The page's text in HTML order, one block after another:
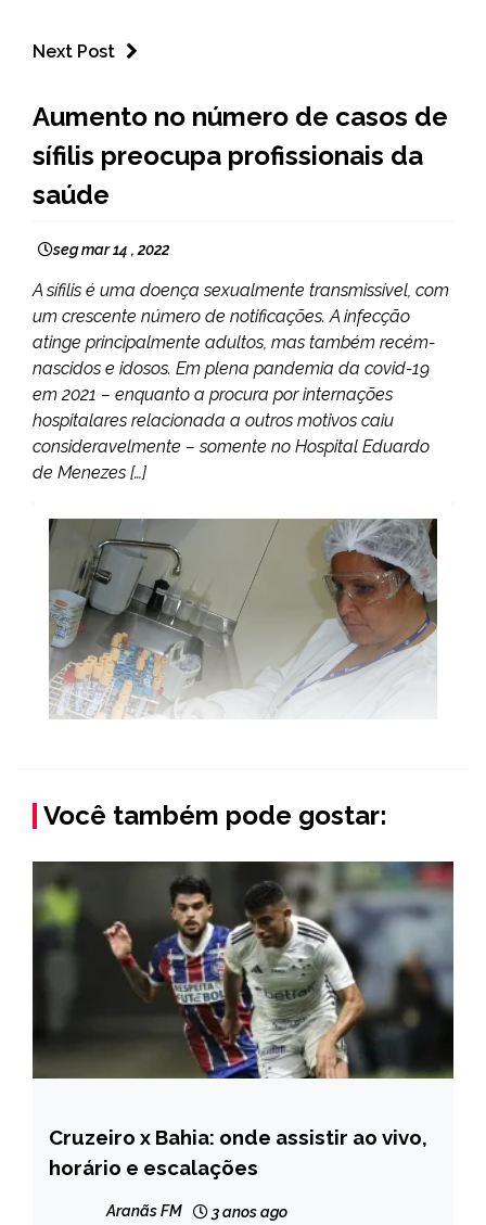
Next Post
GERAIS
NOTÍCIAS
Aumento no número de casos de
sífilis preocupa profissionais da
saúde
seg mar 14 , 2022
A sífilis é uma doença sexualmente transmissível, com
um crescente número de notificações. A infecção
atinge principalmente adultos, mas também recém-
nascidos e idosos. Em plena pandemia da covid-19
em 2021 – enquanto a procura por internações
hospitalares relacionada a outros motivos caiu
consideravelmente – somente no Hospital Eduardo
de Menezes […]
Você também pode gostar:
ESPORTES
NOTÍCIAS
Cruzeiro x Bahia: onde assistir ao vivo,
horário e escalações
Aranãs FM 3 anos ago